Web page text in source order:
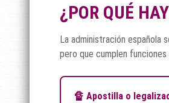
¿POR QUÉ
La administración española
pero que cumplen
🔏 Apostilla o